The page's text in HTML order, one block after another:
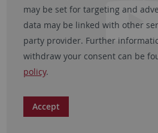
may be set for targeting and
data may be linked with other
party provider. Further
withdraw your consent can be
policy.
Accept